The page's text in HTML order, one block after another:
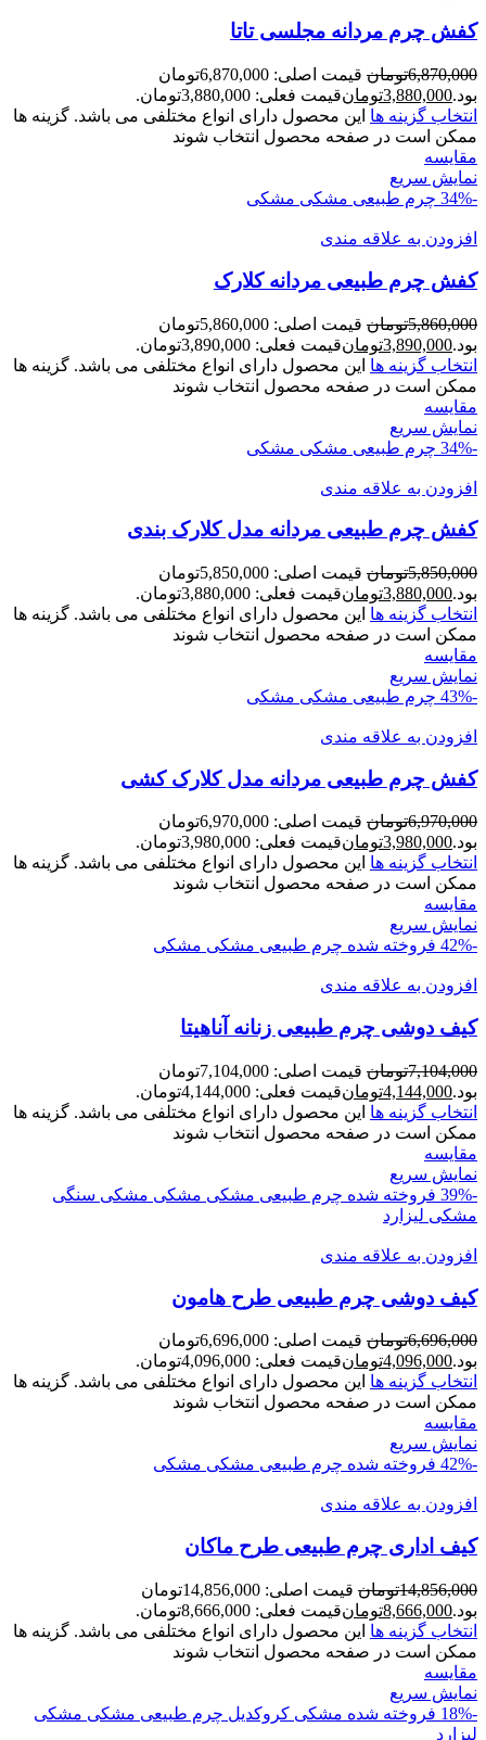
کفش چرم مردانه مجلسی تاتا
6,870,000تومان
قیمت اصلی: 6,870,000تومان
بود.3,880,000تومانقیمت فعلی: 3,880,000تومان.
انتخاب گزینه ها این محصول دارای انواع مختلفی می باشد. گزینه ها
ممکن است در صفحه محصول انتخاب شوند
مقايسه
نمایش سریع
-34%
چرم طبیعی مشکی مشکی
افزودن به علاقه مندی
کفش چرم طبیعی مردانه کلارک
5,860,000تومان
قیمت اصلی: 5,860,000تومان
بود.3,890,000تومانقیمت فعلی: 3,890,000تومان.
انتخاب گزینه ها این محصول دارای انواع مختلفی می باشد. گزینه ها
ممکن است در صفحه محصول انتخاب شوند
مقايسه
نمایش سریع
-34%
چرم طبیعی مشکی مشکی
افزودن به علاقه مندی
کفش چرم طبیعی مردانه مدل کلارک بندی
5,850,000تومان
قیمت اصلی: 5,850,000تومان
بود.3,880,000تومانقیمت فعلی: 3,880,000تومان.
انتخاب گزینه ها این محصول دارای انواع مختلفی می باشد. گزینه ها
ممکن است در صفحه محصول انتخاب شوند
مقايسه
نمایش سریع
-43%
چرم طبیعی مشکی مشکی
افزودن به علاقه مندی
کفش چرم طبیعی مردانه مدل کلارک کشی
6,970,000تومان
قیمت اصلی: 6,970,000تومان
بود.3,980,000تومانقیمت فعلی: 3,980,000تومان.
انتخاب گزینه ها این محصول دارای انواع مختلفی می باشد. گزینه ها
ممکن است در صفحه محصول انتخاب شوند
مقايسه
نمایش سریع
-42%
فروخته شده چرم طبیعی مشکی مشکی
افزودن به علاقه مندی
کیف دوشی چرم طبیعی زنانه آناهیتا
7,104,000تومان
قیمت اصلی: 7,104,000تومان
بود.4,144,000تومانقیمت فعلی: 4,144,000تومان.
انتخاب گزینه ها این محصول دارای انواع مختلفی می باشد. گزینه ها
ممکن است در صفحه محصول انتخاب شوند
مقايسه
نمایش سریع
-39%
فروخته شده چرم طبیعی مشکی مشکی مشکی سنگی
مشکی لیزارد
افزودن به علاقه مندی
کیف دوشی چرم طبیعی طرح هامون
6,696,000تومان
قیمت اصلی: 6,696,000تومان
بود.4,096,000تومانقیمت فعلی: 4,096,000تومان.
انتخاب گزینه ها این محصول دارای انواع مختلفی می باشد. گزینه ها
ممکن است در صفحه محصول انتخاب شوند
مقايسه
نمایش سریع
-42%
فروخته شده چرم طبیعی مشکی مشکی
افزودن به علاقه مندی
کیف اداری چرم طبیعی طرح ماکان
14,856,000تومان
قیمت اصلی: 14,856,000تومان
بود.8,666,000تومانقیمت فعلی: 8,666,000تومان.
انتخاب گزینه ها این محصول دارای انواع مختلفی می باشد. گزینه ها
ممکن است در صفحه محصول انتخاب شوند
مقايسه
نمایش سریع
-18%
فروخته شده مشکی کروکدیل چرم طبیعی مشکی مشکی
لیزارد